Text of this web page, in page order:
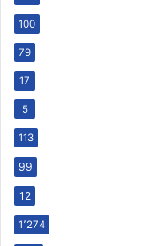
100
79
17
5
113
99
12
1٬274